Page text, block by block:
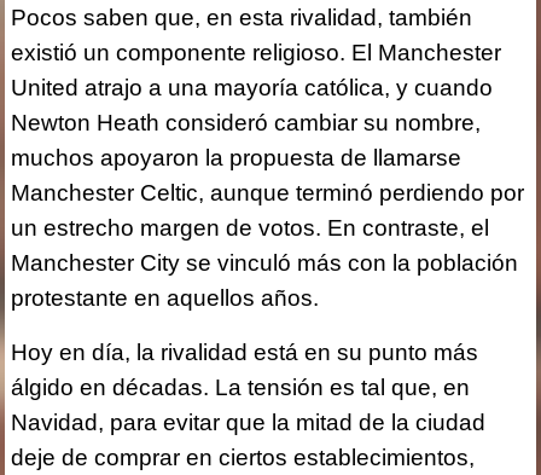
Pocos saben que, en esta rivalidad, también
existió un componente religioso. El Manchester
United atrajo a una mayoría católica, y cuando
Newton Heath consideró cambiar su nombre,
muchos apoyaron la propuesta de llamarse
Manchester Celtic, aunque terminó perdiendo por
un estrecho margen de votos. En contraste, el
Manchester City se vinculó más con la población
protestante en aquellos años.
Hoy en día, la rivalidad está en su punto más
álgido en décadas. La tensión es tal que, en
Navidad, para evitar que la mitad de la ciudad
deje de comprar en ciertos establecimientos,